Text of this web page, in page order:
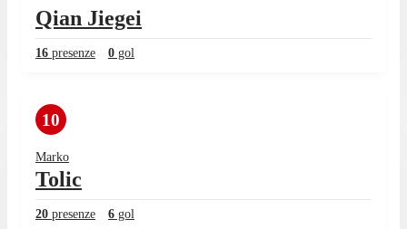
Qian Jiegei
16 presenze 0 gol
10
Marko
Tolic
20 presenze 6 gol